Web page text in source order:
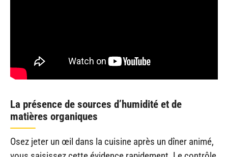
La présence de sources d’humidité et de
matières organiques
Osez jeter un œil dans la cuisine après un dîner animé,